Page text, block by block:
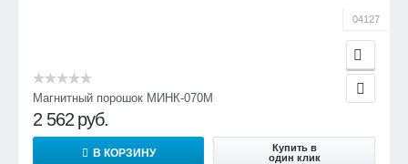
04127
Магнитный порошок МИНК-070М
2 562 руб.
В КОРЗИНУ
Купить в
один клик